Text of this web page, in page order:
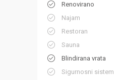
Renovirano
Najam
Restoran
Sauna
Blindirana vrata
Sigurnosni sistem